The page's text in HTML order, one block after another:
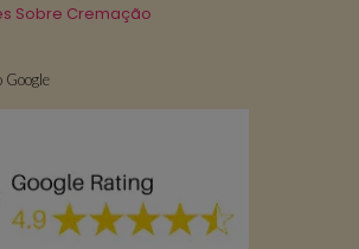
Sobre Cremação